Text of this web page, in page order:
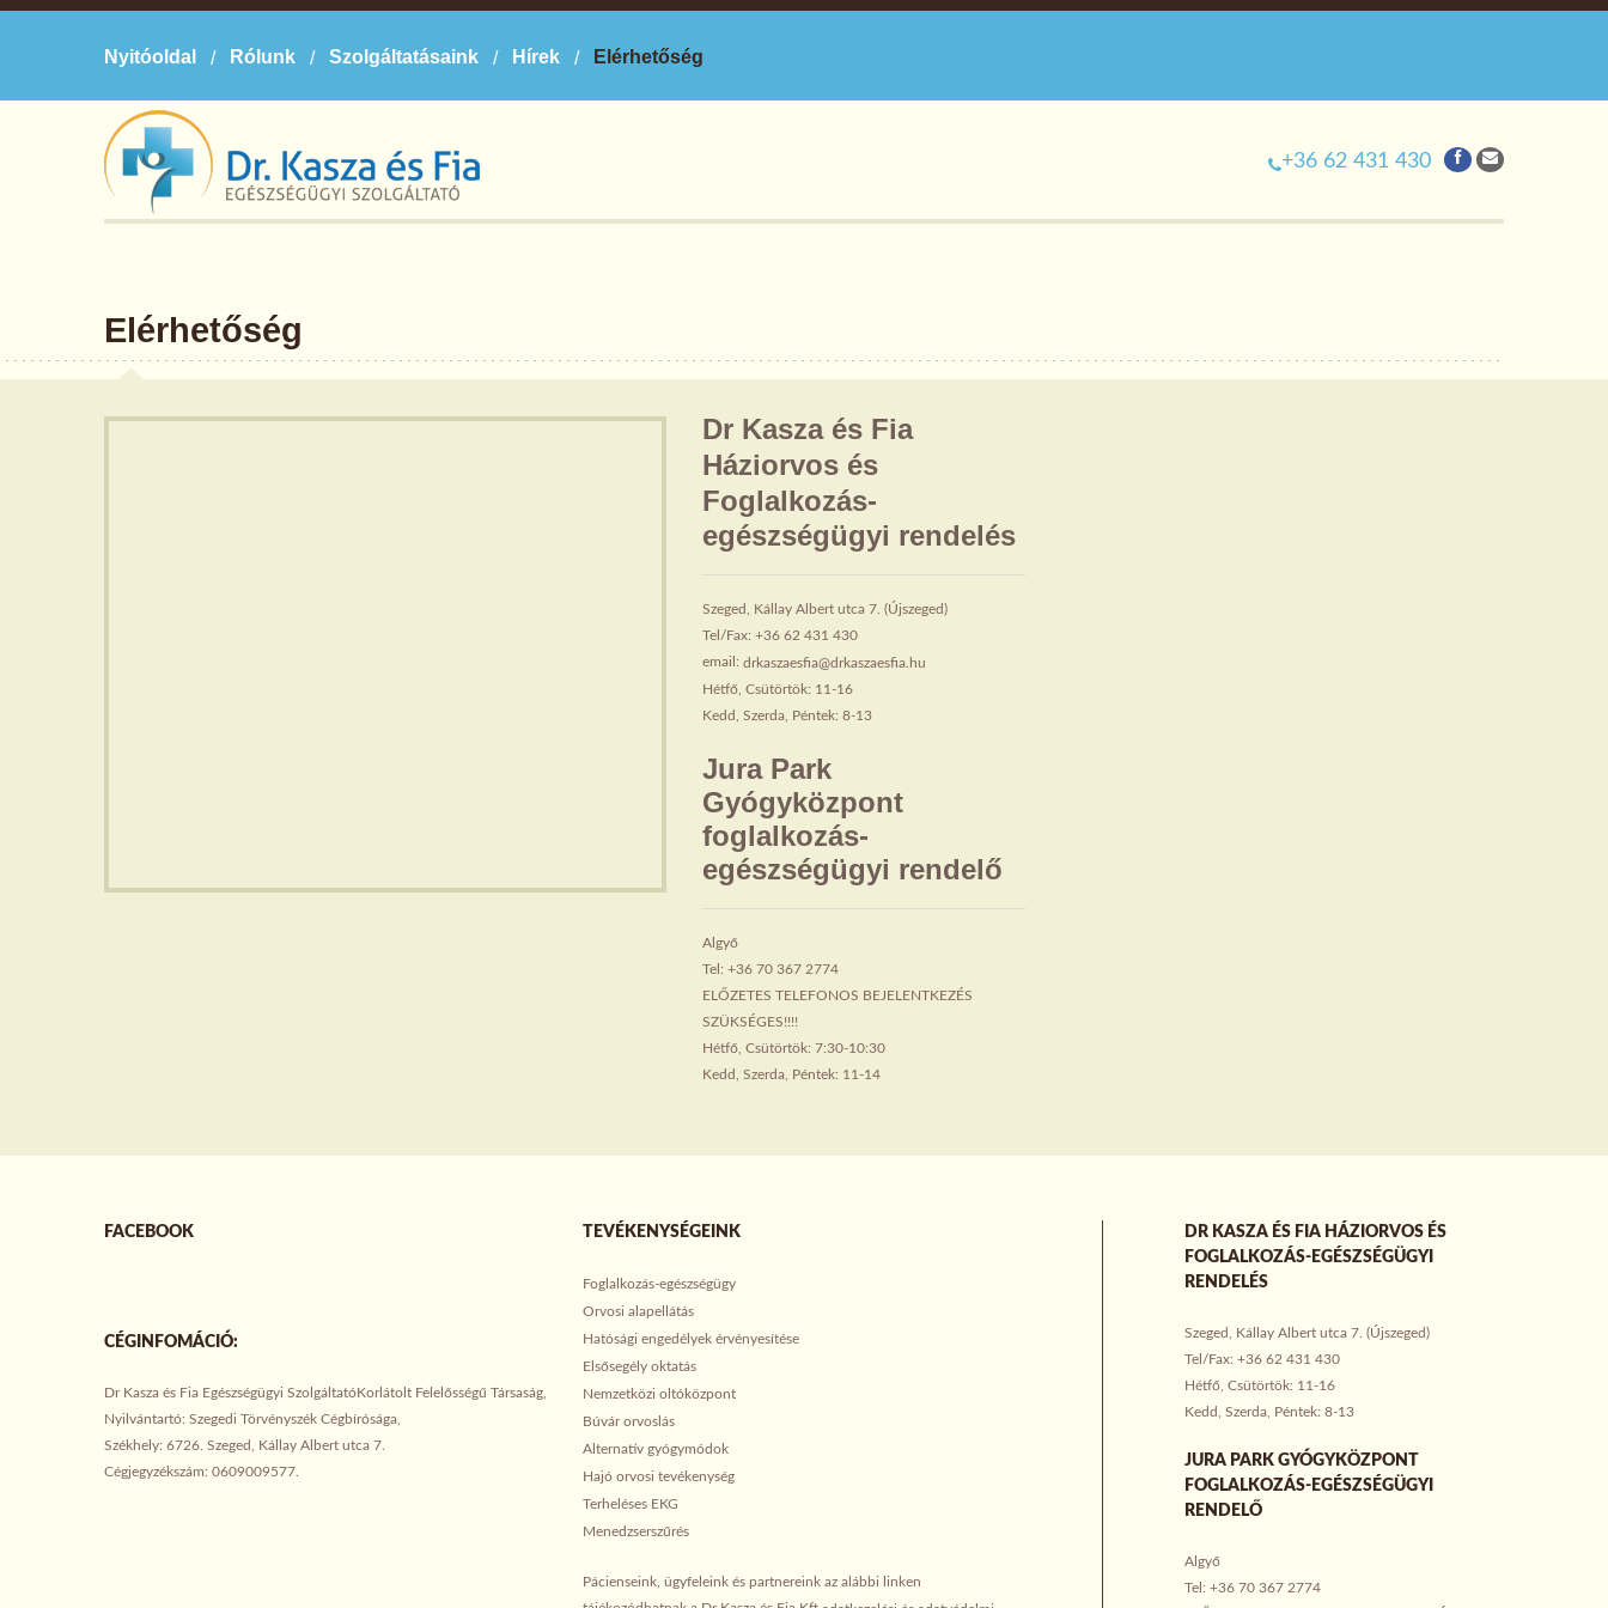
Nyitóoldal Rólunk Szolgáltatásaink Hírek Elérhetőség
+36 62 431 430
Elérhetőség
Dr Kasza és Fia
Háziorvos és
Foglalkozás-
egészségügyi rendelés
Szeged, Kállay Albert utca 7. (Újszeged)
Tel/Fax: +36 62 431 430
email: drkaszaesfia@drkaszaesfia.hu
Hétfő, Csütörtök: 11-16
Kedd, Szerda, Péntek: 8-13
Jura Park
Gyógyközpont
foglalkozás-
egészségügyi rendelő
Algyő
Tel: +36 70 367 2774
ELŐZETES TELEFONOS BEJELENTKEZÉS
SZÜKSÉGES!!!!
Hétfő, Csütörtök: 7:30-10:30
Kedd, Szerda, Péntek: 11-14
FACEBOOK
CÉGINFOMÁCIÓ:
Dr Kasza és Fia Egészségügyi SzolgáltatóKorlátolt Felelősségű Társaság,
Nyilvántartó: Szegedi Törvényszék Cégbírósága,
Székhely: 6726. Szeged, Kállay Albert utca 7.
Cégjegyzékszám: 0609009577.
TEVÉKENYSÉGEINK
Foglalkozás-egészségügy
Orvosi alapellátás
Hatósági engedélyek érvényesítése
Elsősegély oktatás
Nemzetközi oltóközpont
Búvár orvoslás
Alternatív gyógymódok
Hajó orvosi tevékenység
Terheléses EKG
Menedzserszűrés
Pácienseink, ügyfeleink és partnereink az alábbi linken
DR KASZA ÉS FIA HÁZIORVOS ÉS
FOGLALKOZÁS-EGÉSZSÉGÜGYI
RENDELÉS
Szeged, Kállay Albert utca 7. (Újszeged)
Tel/Fax: +36 62 431 430
Hétfő, Csütörtök: 11-16
Kedd, Szerda, Péntek: 8-13
JURA PARK GYÓGYKÖZPONT
FOGLALKOZÁS-EGÉSZSÉGÜGYI
RENDELŐ
Algyő
Tel: +36 70 367 2774